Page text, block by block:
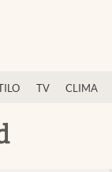
TV CLIMA